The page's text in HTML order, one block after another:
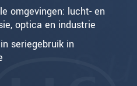
omgevingen: lucht- en
optica en industrie
seriegebruik in